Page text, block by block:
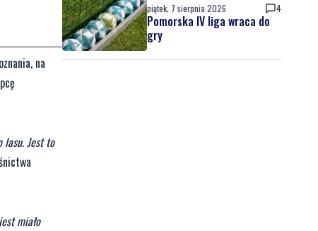
na
lasu. Jest to
miało
piątek, 7 sierpnia 2026 4
Pomorska IV liga wraca do
gry